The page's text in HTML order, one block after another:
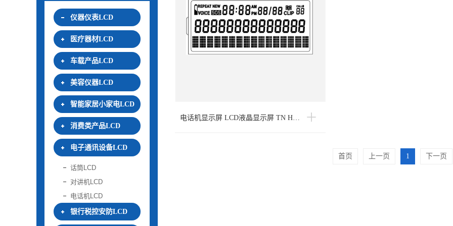
仪器仪表LCD
医疗器材LCD
车载产品LCD
美容仪器LCD
智能家居小家电LCD
消费类产品LCD
电子通讯设备LCD
话筒LCD
对讲机LCD
电话机LCD
银行税控安防LCD
电话机显示屏 LCD液晶显示屏 TN H…
首页 上一页 1 下一页